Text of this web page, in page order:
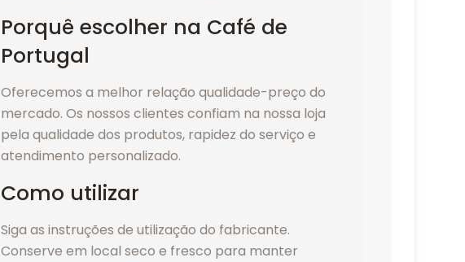
Porquê escolher na Café de
Portugal
Oferecemos a melhor relação qualidade-preço do
mercado. Os nossos clientes confiam na nossa loja
pela qualidade dos produtos, rapidez do serviço e
atendimento personalizado.
Como utilizar
Siga as instruções de utilização do fabricante.
Conserve em local seco e fresco para manter